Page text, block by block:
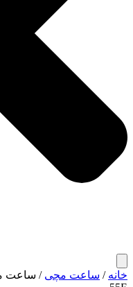
خانه / ساعت مچی